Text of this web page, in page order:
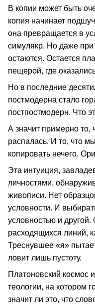
В копии может быть
копия начинает
она превращается в
симулякр. Но даже при
остаются. Остается
пещерой, где
Но в последние
постмодерна стало
постпостмодерн. Что
А значит примерно то,
распалась. И то, что
копировать нечего.
Эта интуиция,
личностями,
живописи. Нет
условности. И
условностью и другой.
расходящихся линий,
Треснувшее «я»
ловит лишь пустоту.
Платоновский космос
теологии, на котором
значит ли это, что